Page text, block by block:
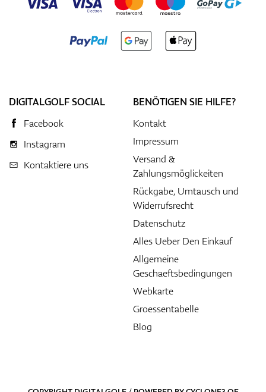
DIGITALGOLF SOCIAL
Facebook
Instagram
Kontaktiere uns
BENÖTIGEN SIE HILFE?
Kontakt
Impressum
Versand &
Zahlungsmöglickeiten
Rückgabe, Umtausch und
Widerrufsrecht
Datenschutz
Alles Ueber Den Einkauf
Allgemeine
Geschaeftsbedingungen
Webkarte
Groessentabelle
Blog